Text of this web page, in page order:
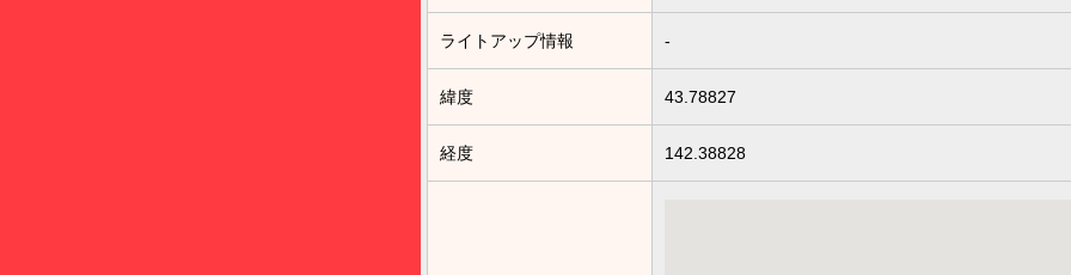
ライトアップ情報 -
緯度 43.78827
経度 142.38828